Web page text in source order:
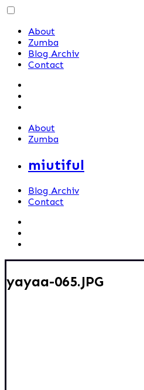
Skip
contentAbout
Zumba
Blog Archiv
Contact
About
Zumba
miutiful
Blog Archiv
Contact
yayaa-065.JPG